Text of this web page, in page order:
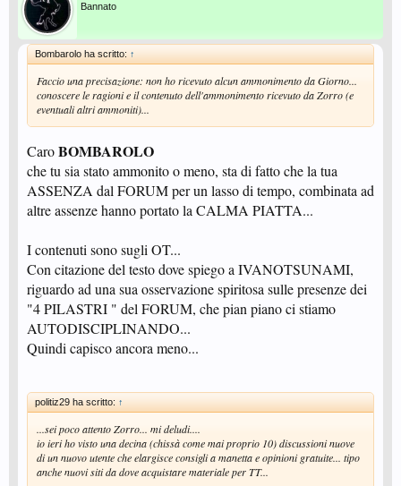
Bannato
Bombarolo ha scritto: ↑
Faccio una precisazione: non ho ricevuto alcun ammonimento da Giorno...
conoscere le ragioni e il contenuto dell'ammonimento ricevuto da Zorro (e
eventuali altri ammoniti)...
CaroBOMBAROLO
che tu sia stato ammonito o meno, sta di fatto che la tua
ASSENZA dal FORUM per un lasso di tempo, combinata ad
altre assenze hanno portato la CALMA PIATTA...
I contenuti sono sugli OT...
Con citazione del testo dove spiego a IVANOTSUNAMI,
riguardo ad una sua osservazione spiritosa sulle presenze dei
"4 PILASTRI " del FORUM, che pian piano ci stiamo
AUTODISCIPLINANDO...
Quindi capisco ancora meno...
politiz29 ha scritto: ↑
...sei poco attento Zorro... mi deludi....
io ieri ho visto una decina (chissà come mai proprio 10) discussioni nuove
di un nuovo utente che elargisce consigli a manetta e opinioni gratuite... tipo
anche nuovi siti da dove acquistare materiale per TT...